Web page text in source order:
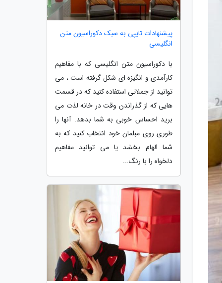
پیشنهادات تایپی به سبک دکوراسیون متن
انگلیسی
با دکوراسیون متن انگلیسی که با مفاهیم
کارآمدی و انگیزه ای شکل گرفته است ، می
توانید از جملاتی استفاده کنید که در قسمت
هایی که از گذراندن وقت در خانه لذت می
برید احساس خوبی به شما بدهد. آنها را
طوری روی مبلمان خود انتخاب کنید که به
شما الهام بخشد یا می توانید مفاهیم
دلخواه را با رنگ...